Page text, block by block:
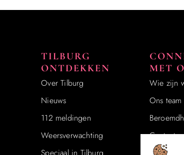
TILBURG
ONTDEKKEN
Over Tilburg
Nieuws
112 meldingen
Weersverwachting
Speciaal in Tilburg
MET
Wie zijn
Ons team
Contact
Registreer